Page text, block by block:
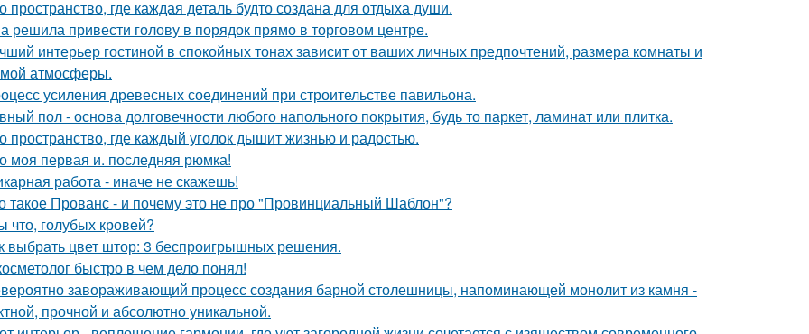
пространство, где каждая деталь будто создана для отдыха души.
решила привести голову в порядок прямо в торговом центре.
интерьер гостиной в спокойных тонах зависит от ваших личных предпочтений, размера комнаты и
атмосферы.
усиления древесных соединений при строительстве павильона.
пол - основа долговечности любого напольного покрытия, будь то паркет, ламинат или плитка.
пространство, где каждый уголок дышит жизнью и радостью.
моя первая и. последняя рюмка!
работа - иначе не скажешь!
такое Прованс - и почему это не про "Провинциальный Шаблон"?
что, голубых кровей?
выбрать цвет штор: 3 беспроигрышных решения.
быстро в чем дело понял!
завораживающий процесс создания барной столешницы, напоминающей монолит из камня -
прочной и абсолютно уникальной.